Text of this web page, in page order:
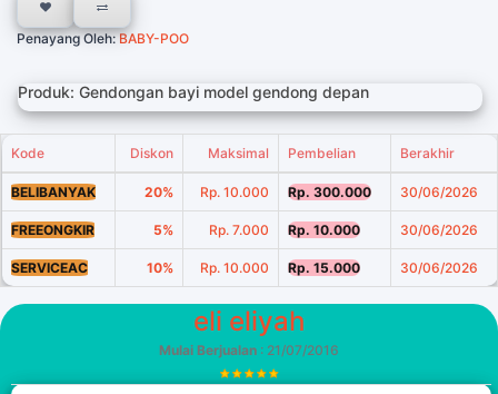
Penayang Oleh:BABY-POO
Produk: Gendongan bayi model gendong depan
Kode Diskon Maksimal Pembelian Berakhir
BELIBANYAK 20% Rp. 10.000 Rp. 300.000 30/06/2026
FREEONGKIR 5% Rp. 7.000 Rp. 10.000 30/06/2026
SERVICEAC 10% Rp. 10.000 Rp. 15.000 30/06/2026
eli eliyah
Mulai Berjualan : 21/07/2016